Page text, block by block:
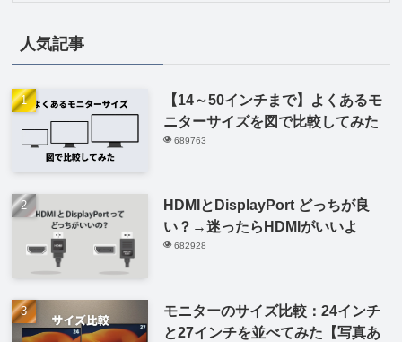
人気記事
【14～50インチまで】よくあるモ
ニターサイズを図で比較してみた
689763
HDMIとDisplayPort どっちが良
い？→迷ったらHDMIがいいよ
682928
モニターのサイズ比較：24インチ
と27インチを並べてみた【写真あ